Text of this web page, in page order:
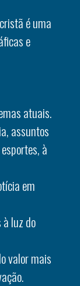
é uma
e
atuais.
assuntos
à
em
luz do
valor mais